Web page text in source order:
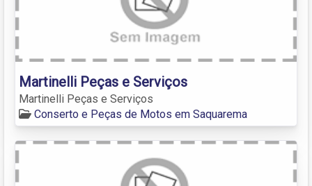
Martinelli Peças e Serviços
Martinelli Peças e Serviços
Conserto e Peças de Motos em Saquarema